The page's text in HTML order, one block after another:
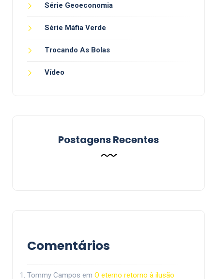
Série Geoeconomia
Série Máfia Verde
Trocando As Bolas
Vídeo
Postagens Recentes
Comentários
Tommy Campos em O eterno retorno à ilusão